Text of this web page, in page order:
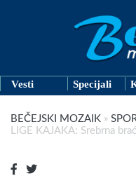
Vesti Specijali
BEČEJSKI MOZAIK »
LIGE KAJAKA: Srebrna